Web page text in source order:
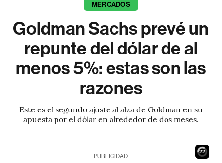
MERCADOS
Goldman Sachs prevé un
repunte del dólar de al
menos 5%: estas son las
razones
Este es el segundo ajuste al alza de Goldman en su
apuesta por el dólar en alrededor de dos meses.
21
PUBLICIDAD